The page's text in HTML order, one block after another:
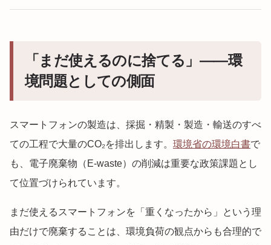
「まだ使えるのに捨てる」——環
境問題としての側面
スマートフォンの製造は、採掘・精製・製造・輸送のすべ
ての工程で大量のCO₂を排出します。 環境省の環境白書で
も、電子廃棄物（E-waste）の削減は重要な政策課題とし
て位置づけられています。
まだ使えるスマートフォンを「重くなったから」という理
由だけで廃棄することは、環境負荷の観点からも合理的で